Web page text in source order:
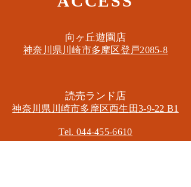
​向ヶ丘遊園店
神奈川県川崎市多摩区​登戸2085-8
​読売ランド店
神奈川県川崎市多摩区​西生田3-9-22 B1
Tel. 044-455-6610